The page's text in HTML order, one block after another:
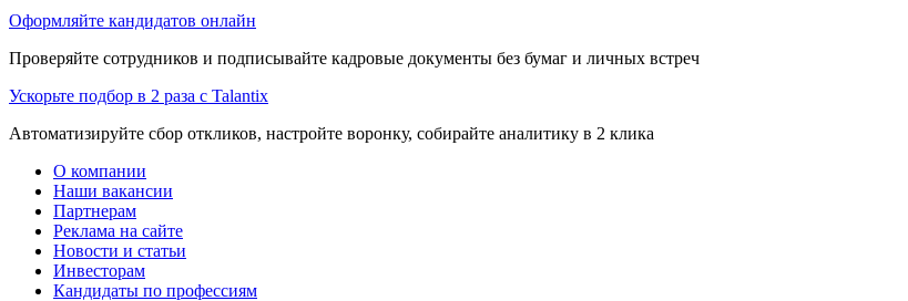
Оформляйте кандидатов онлайн
Проверяйте сотрудников и подписывайте кадровые документы без бумаг и личных встреч
Ускорьте подбор в 2 раза с Talantix
Автоматизируйте сбор откликов, настройте воронку, собирайте аналитику в 2 клика
О компании
Наши вакансии
Партнерам
Реклама на сайте
Новости и статьи
Инвесторам
Кандидаты по профессиям